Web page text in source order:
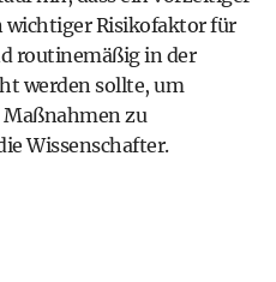
wichtiger Risikofaktor für
routinemäßig in der
werden sollte, um
zu
Wissenschafter.